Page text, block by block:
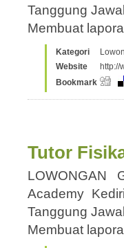
Tanggung
Membuat
Kategori
Website
http://
Bookmark
Tutor
LOWONGAN
Academy
Tanggung
Membuat